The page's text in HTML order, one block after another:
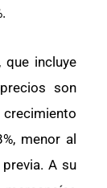
que incluye
son
menor al
A su